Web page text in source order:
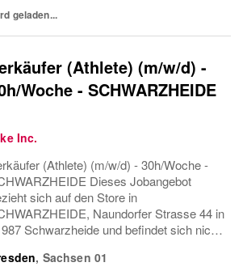
geladen...
(Athlete) (m/w/d) -
Woche - SCHWARZHEIDE
Inc.
(Athlete) (m/w/d) - 30h/Woche -
Dieses Jobangebot
sich auf den Store in
Naundorfer Strasse 44 in
Schwarzheide und befindet sich nicht
Sportler der Welt aus – wir entdecken
, Sachsen 01